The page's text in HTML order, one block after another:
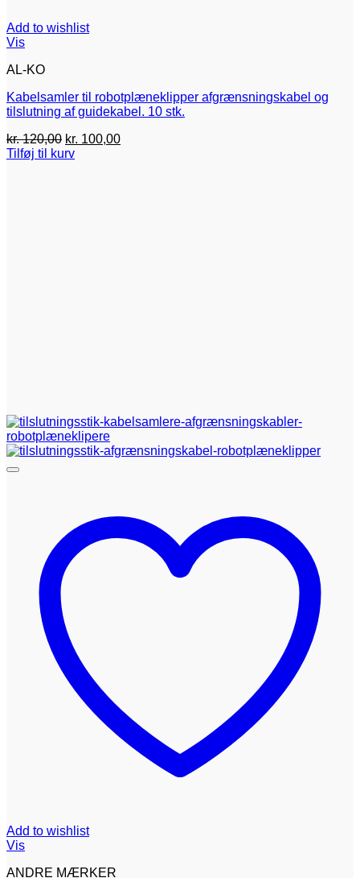
Add to wishlist
Vis
AL-KO
Kabelsamler til robotplæneklipper afgrænsningskabel og
tilslutning af guidekabel. 10 stk.
kr.120,00 Den
oprindelige
kr. 100,00Den
Tilføj til kurv
Add to wishlist
Vis
ANDRE MÆRKER